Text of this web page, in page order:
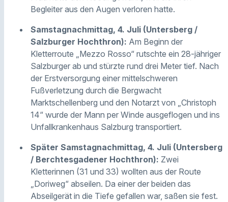
Begleiter aus den Augen verloren hatte.
Samstagnachmittag, 4. Juli (Untersberg /
Salzburger Hochthron): Am Beginn der
Kletterroute „Mezzo Rosso“ rutschte ein 28-jähriger
Salzburger ab und stürzte rund drei Meter tief. Nach
der Erstversorgung einer mittelschweren
Fußverletzung durch die Bergwacht
Marktschellenberg und den Notarzt von „Christoph
14“ wurde der Mann per Winde ausgeflogen und ins
Unfallkrankenhaus Salzburg transportiert.
Später Samstagnachmittag, 4. Juli (Untersberg
/ Berchtesgadener Hochthron): Zwei
Kletterinnen (31 und 33) wollten aus der Route
„Doriweg“ abseilen. Da einer der beiden das
Abseilgerät in die Tiefe gefallen war, saßen sie fest.